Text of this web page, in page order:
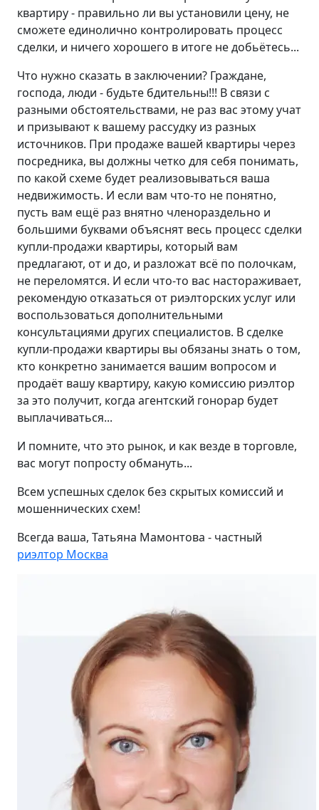
квартиру - правильно ли вы установили цену, не
сможете единолично контролировать процесс
сделки, и ничего хорошего в итоге не добьётесь...
Что нужно сказать в заключении? Граждане,
господа, люди - будьте бдительны!!! В связи с
разными обстоятельствами, не раз вас этому учат
и призывают к вашему рассудку из разных
источников. При продаже вашей квартиры через
посредника, вы должны четко для себя понимать,
по какой схеме будет реализовываться ваша
недвижимость. И если вам что-то не понятно,
пусть вам ещё раз внятно членораздельно и
большими буквами объяснят весь процесс сделки
купли-продажи квартиры, который вам
предлагают, от и до, и разложат всё по полочкам,
не переломятся. И если что-то вас настораживает,
рекомендую отказаться от риэлторских услуг или
воспользоваться дополнительными
консультациями других специалистов. В сделке
купли-продажи квартиры вы обязаны знать о том,
кто конкретно занимается вашим вопросом и
продаёт вашу квартиру, какую комиссию риэлтор
за это получит, когда агентский гонорар будет
выплачиваться...
И помните, что это рынок, и как везде в торговле,
вас могут попросту обмануть...
Всем успешных сделок без скрытых комиссий и
мошеннических схем!
Всегда ваша, Татьяна Мамонтова - частный
риэлтор Москва